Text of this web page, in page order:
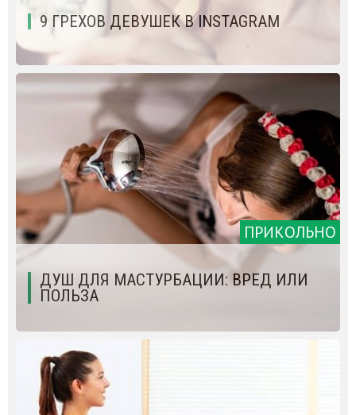
9 ГРЕХОВ ДЕВУШЕК В INSTAGRAM
ПРИКОЛЬНО
ДУШ ДЛЯ МАСТУРБАЦИИ: ВРЕД ИЛИ
ПОЛЬЗА